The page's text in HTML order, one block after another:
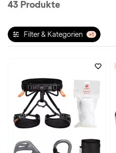
c
43 Produkte
Filter & Kategorien +1